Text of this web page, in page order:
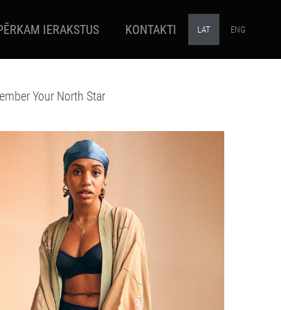
IERAKSTUS KONTAKTI LAT ENG
Your North Star